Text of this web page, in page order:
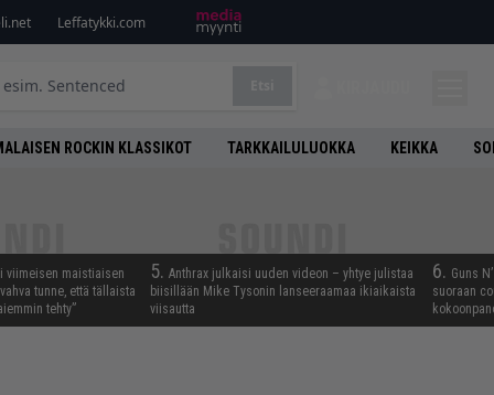
Leffatykki.com
ROCKIN KLASSIKOT TARKKAILULUOKKA KEIKKA
viimeisen maistiaisen
tunne, että tällaista
tehty”
5. Anthrax julkaisi uuden videon – yhtye julistaa
biisillään Mike Tysonin lanseeraamaa ikiaikaista
viisautta
6. Guns
suoraan